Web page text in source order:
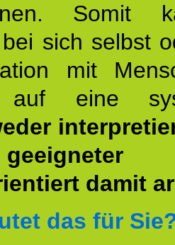
Somit
sich selbst
mit
auf eine
damit
das für